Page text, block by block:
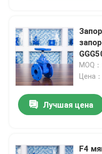
PN16
MOQ
Цена
Лучшая цена
F4